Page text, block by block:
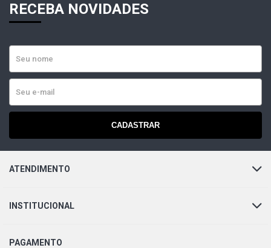
RECEBA NOVIDADES
CADASTRAR
ATENDIMENTO
INSTITUCIONAL
PAGAMENTO